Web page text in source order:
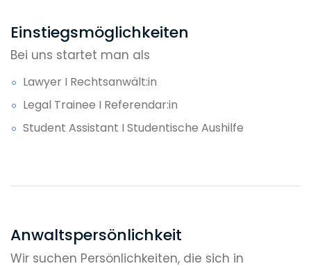
Einstiegsmöglichkeiten
Bei uns startet man als
Lawyer I Rechtsanwält:in
Legal Trainee I Referendar:in
Student Assistant I Studentische Aushilfe
Anwaltspersönlichkeit
Wir suchen Persönlichkeiten, die sich in